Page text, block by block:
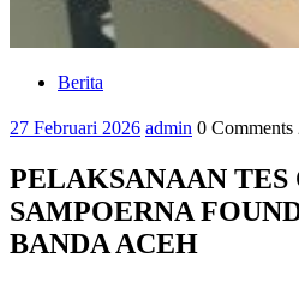
Berita
Category
27 Februari 202627
2026
admin admin
0 Comments
PELAKSANAAN TES
SAMPOERNA
BANDA ACEH